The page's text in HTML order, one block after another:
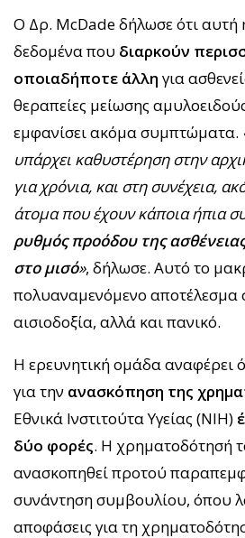
Ο Δρ. McDade δήλωσε ότι αυτή
δεδομένα που διαρκούν
οποιαδήποτε άλλη για
θεραπείες μείωσης
εμφανίσει ακόμα συμπτώματα.
υπάρχει καθυστέρηση στην
για χρόνια, και στη συνέχεια,
άτομα που έχουν κάποια ήπια
ρυθμός προόδου της
στο μισό», δήλωσε. Αυτό το
πολυαναμενόμενο αποτέλεσμα
αισιοδοξία, αλλά και πανικό.
Η ερευνητική ομάδα αναφέρει
για την ανασκόπηση της
Εθνικά Ινστιτούτα Υγείας (NIH)
δύο φορές. Η χρηματοδότησή
ανασκοπηθεί προτού
συνάντηση συμβουλίου, όπου
αποφάσεις για τη